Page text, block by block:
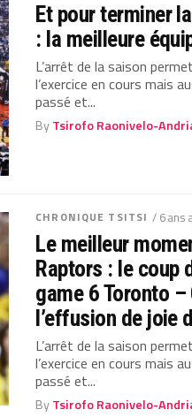
Et pour terminer
: la meilleure
L’arrêt de la saison
l’exercice en cours mais
passé et...
ByTsirofo Raonivelo-
CHRONIQUE TSITSI / 6 ans
Le meilleur
Raptors : le coup
game 6 Toronto
l’effusion de joie
L’arrêt de la saison
l’exercice en cours mais
passé et...
ByTsirofo Raonivelo-